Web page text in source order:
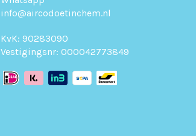
info@aircodoetinchem.nl
KvK: 90283090
Vestigingsnr: 000042773849